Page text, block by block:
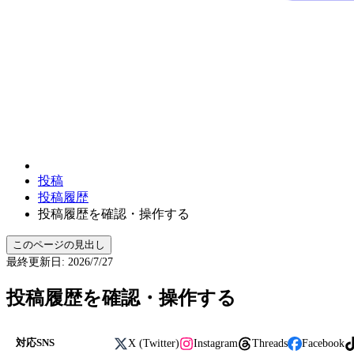
投稿
投稿履歴
投稿履歴を確認・操作する
このページの見出し
最終更新日: 2026/7/27
投稿履歴を確認・操作する
対応SNS X (Twitter) Instagram Threads Facebook